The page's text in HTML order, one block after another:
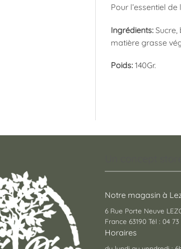
Pour l’essentiel
Ingrédients:Sucre,
matière grasse
Poids:140Gr.
Notre magasin à
6 Rue Porte Neuve
France 63190 Tél : 04
Horaires